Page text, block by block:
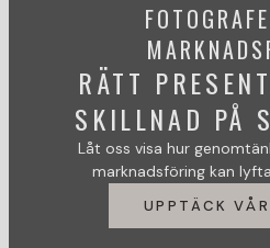
RÄTT
SKILLNAD PÅ
Låt oss visa hur
marknadsföring kan
UPPTÄCK